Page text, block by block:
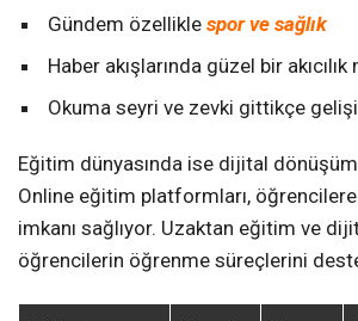
Gündem özellikle spor ve sağlık
Haber akışlarında güzel bir
Okuma seyri ve zevki gittikçe
Eğitim dünyasında ise dijital
Online eğitim platformları,
imkanı sağlıyor. Uzaktan eğitim ve
öğrencilerin öğrenme süreçlerini